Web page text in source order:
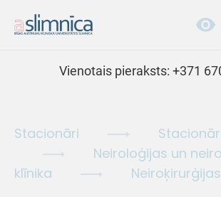
Vienotais pieraksts: +371
Stacionāri
Neiroloģijas un
klīnika